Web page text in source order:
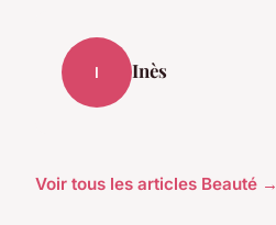
I Inès
Voir tous les articles Beauté →